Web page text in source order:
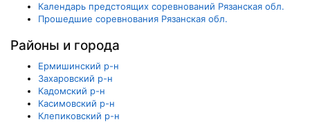
Календарь предстоящих соревнований Рязанская обл.
Прошедшие соревнования Рязанская обл.
Районы и города
Ермишинский р-н
Захаровский р-н
Кадомский р-н
Касимовский р-н
Клепиковский р-н